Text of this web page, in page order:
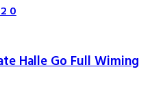
0
Halle Go Full Wiming